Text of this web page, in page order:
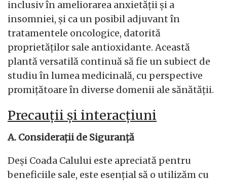
inclusiv în ameliorarea anxietății și a
insomniei, și ca un posibil adjuvant în
tratamentele oncologice, datorită
proprietăților sale antioxidante. Această
plantă versatilă continuă să fie un subiect de
studiu în lumea medicinală, cu perspective
promițătoare în diverse domenii ale sănătății.
Precauții și interacțiuni
A. Considerații de Siguranță
Deși Coada Calului este apreciată pentru
beneficiile sale, este esențial să o utilizăm cu